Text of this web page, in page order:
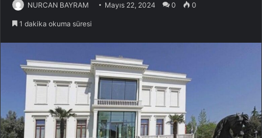
NURCAN BAYRAM Mayıs 22, 2024 0 0
1 dakika okuma süresi